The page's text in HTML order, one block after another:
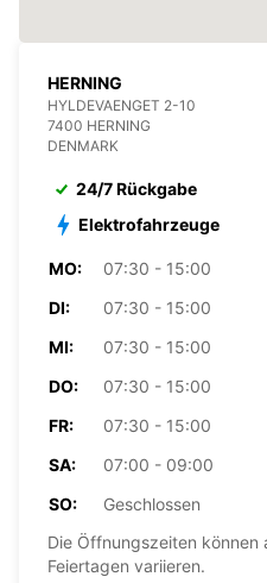
HERNING
HYLDEVAENGET 2-10
7400 HERNING
DENMARK
24/7 Rückgabe
Elektrofahrzeuge
MO:
07:30 - 15:00
DI:
07:30 - 15:00
MI:
07:30 - 15:00
DO:
07:30 - 15:00
FR:
07:30 - 15:00
SA:
07:00 - 09:00
SO:
Geschlossen
Die Öffnungszeiten
Feiertagen variieren.